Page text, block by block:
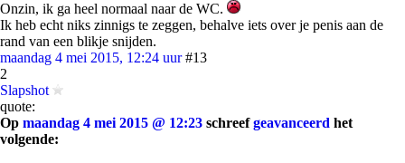
Onzin, ik ga heel normaal naar de WC.
Ik heb echt niks zinnigs te zeggen, behalve iets over je penis aan de
rand van een blikje snijden.
maandag 4 mei 2015, 12:24 uur #13
2
Slapshot
quote:
Op maandag 4 mei 2015 @ 12:23 schreefgeavanceerd het
volgende: